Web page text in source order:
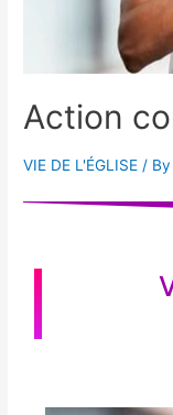
Action
VIE DE L'ÉGLISE /